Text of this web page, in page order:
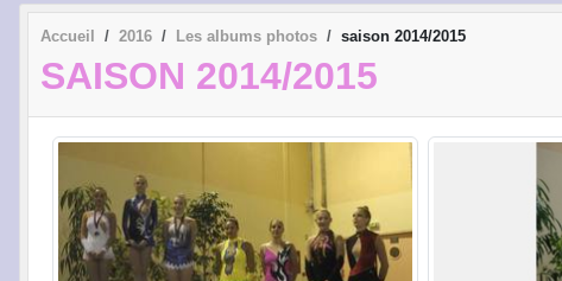
Accueil 2016 Les albums photos saison 2014/2015
SAISON 2014/2015